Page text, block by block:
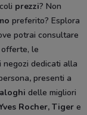
prezzi? Non
preferito? Esplora
potrai consultare
le
negozi dedicati alla
, presenti a
delle migliori
Rocher, Tiger e